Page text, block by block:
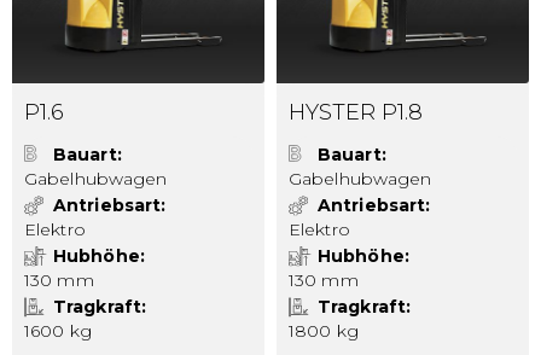
P1.6
Bauart
Gabelhubwagen
Antriebsart
Elektro
Hubhöhe
130 mm
Tragkraft
1600 kg
HYSTER P1.8
Bauart
Gabelhubwagen
Antriebsart
Elektro
Hubhöhe
130 mm
Tragkraft
1800 kg